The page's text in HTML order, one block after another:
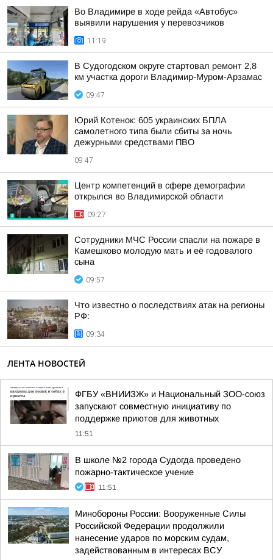
Во Владимире в ходе рейда «Автобус»
выявили нарушения у перевозчиков
11:19
В Судогодском округе стартовал ремонт 2,8
км участка дороги Владимир-Муром-Арзамас
09:47
Юрий Котенок: 605 украинских БПЛА
самолетного типа были сбиты за ночь
дежурными средствами ПВО
09:47
Центр компетенций в сфере демографии
открылся во Владимирской области
09:27
Сотрудники МЧС России спасли на пожаре в
Камешково молодую мать и её годовалого
сына
09:57
Что известно о последствиях атак на регионы
РФ:
09:34
ЛЕНТА НОВОСТЕЙ
ФГБУ «ВНИИЗЖ» и Национальный ЗОО-союз
запускают совместную инициативу по
поддержке приютов для животных
11:51
В школе №2 города Судогда проведено
пожарно-тактическое учение
11:51
Минобороны России: Вооруженные Силы
Российской Федерации продолжили
нанесение ударов по морским судам,
задействованным в интересах ВСУ